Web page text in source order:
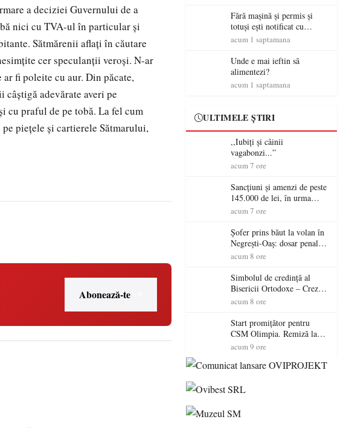
a deciziei Guvernului de a
nici cu TVA-ul în particular şi
Sătmărenii aflaţi în căutare
cer speculanţii veroşi. N-ar
fi poleite cu aur. Din păcate,
adevărate averi pe
cu praful de pe tobă. La fel cum
pieţele şi cartierele Sătmarului,
Abonează-te
Fără mașină și permis și
totuși ești notificat cu
amenzi rutiere…
acum 1 saptamana
Unde e mai ieftin să
alimentezi?
acum 1 saptamana
ULTIMELE ȘTIRI
,,Iubiți și câinii
vagabonzi...”
acum 7 ore
Sancțiuni și amenzi de peste
145.000 de lei, în urma
acțiunilor polițiștilor
acum 7 ore
Șofer prins băut la volan în
Negrești-Oaș: dosar penal
după un control al
acum 8 ore
Simbolul de credinţă al
Bisericii Ortodoxe – Crezul
(3)
acum 8 ore
Start promițător pentru
CSM Olimpia. Remiză la
Dumbrăvița în debutul
acum 9 ore